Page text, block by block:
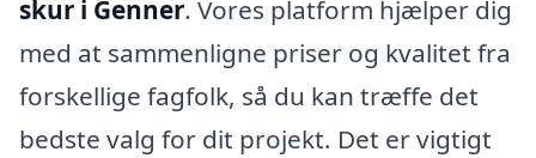
skur i Genner. Vores platform hjælper dig
med at sammenligne priser og kvalitet fra
forskellige fagfolk, så du kan træffe det
bedste valg for dit projekt. Det er vigtigt